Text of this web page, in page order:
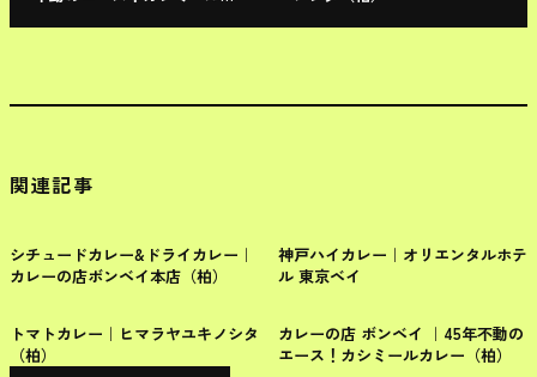
関連記事
千葉県
シチュードカレー&ドライカレー｜
カレーの店ボンベイ本店（柏）
千葉県
神戸ハイカレー｜オリエンタルホテ
ル 東京ベイ
千葉県
トマトカレー｜ヒマラヤユキノシタ
（柏）
千葉県
カレーの店 ボンベイ ｜45年不動の
エース！カシミールカレー（柏）